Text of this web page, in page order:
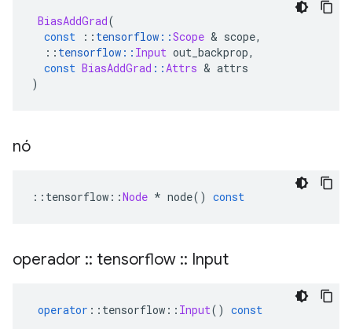
BiasAddGrad(
const
:: tensorflow ::Scope & scope,
:: tensorflow :: Input out_backprop,
const BiasAddGrad ::Attrs & attrs
)
nó
:: tensorflow ::Node * node() const
operador :: tensorflow :: Input
operator :: tensorflow :: Input() const